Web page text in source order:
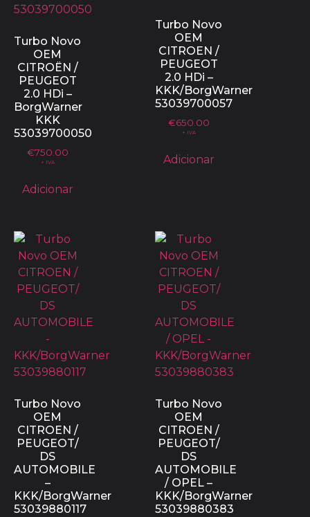
Turbo Novo
OEM
CITROËN /
PEUGEOT
2.0 HDi –
BorgWarner
KKK
53039700050
€750.00
+ IVA
Adicionar
Turbo Novo
OEM
CITROEN /
PEUGEOT
2.0 HDi –
KKK/BorgWarner
53039700057
€650.00
+ IVA
Adicionar
Turbo Novo
OEM
CITROEN /
PEUGEOT/
DS
AUTOMOBILE
–
KKK/BorgWarner
53039880117
Turbo Novo
OEM
CITROEN /
PEUGEOT/
DS
AUTOMOBILE
/ OPEL –
KKK/BorgWarner
53039880383